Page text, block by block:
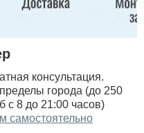
консультация.
города (до 250
с 8 до 21:00 часов)
самостоятельно